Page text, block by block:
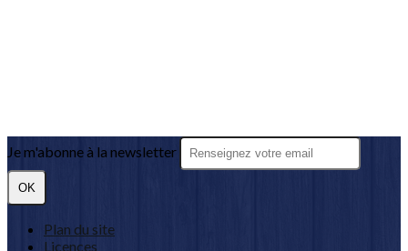
Je m'abonne à la newsletter
OK
Plan du site
Licences